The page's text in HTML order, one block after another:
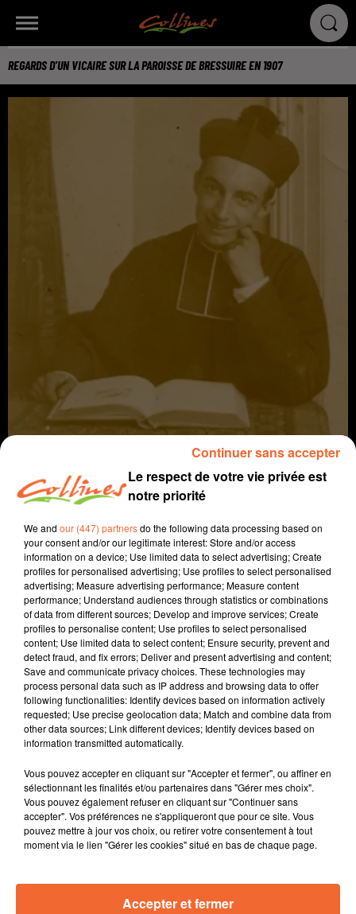
REGARDS D'UN VICAIRE SUR LA PAROISSE DE BRESSUIRE EN 1907
6 novembre 2025 - 12 min 54 sec
REGARDS D'UN VICAIRE SUR LA PAROISSE DE BRESSUIRE EN
1907
Jacqueline Pinon
Chemins d'histoire
Chaque 1er jeudi du mois, Guy-Marie Lenne vient nous
parler de la petite histoire dans la grande.
Ordonné prêtre en 1901 après des études au Séminaire
de St-Sulpice à Paris, l'abbé Alexis Baty, originaire de
St-Amand-sur-Sèvre, est nommé vicaire à Bressuire le
28 août 1903 par Mgr Henri pelgé, évêque du diocèse
de Potiers.
La suite avec Guy-Marie.
Le respect de votre vie privée est
notre priorité
We and our (447) partnersdo the following data processing based on
your consent and/or our legitimate interest: Store and/or access
information on a device; Use limited data to select advertising; Create
profiles for personalised advertising; Use profiles to select personalised
advertising; Measure advertising performance; Measure content
performance; Understand audiences through statistics or combinations
of data from different sources; Develop and improve services; Create
profiles to personalise content; Use profiles to select personalised
content; Use limited data to select content; Ensure security, prevent and
detect fraud, and fix errors; Deliver and present advertising and content;
Save and communicate privacy choices. These technologies may
process personal data such as IP address and browsing data to offer
following functionalities: Identify devices based on information actively
requested; Use precise geolocation data; Match and combine data from
other data sources; Link different devices; Identify devices based on
information transmitted automatically.
Vous pouvez accepter en cliquant sur "Accepter et fermer", ou affiner en
sélectionnant les finalités et/ou partenaires dans "Gérer mes choix".
Vous pouvez également refuser en cliquant sur "Continuer sans
accepter". Vos préférences ne s'appliqueront que pour ce site. Vous
pouvez mettre à jour vos choix, ou retirer votre consentement à tout
moment via le lien "Gérer les cookies" situé en bas de chaque page.
Accepter et fermer
Continuer sans accepter